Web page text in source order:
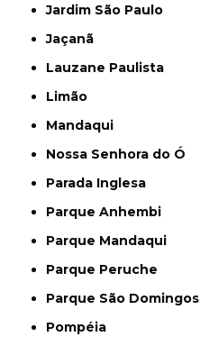
Jardim São Paulo
Jaçanã
Lauzane Paulista
Limão
Mandaqui
Nossa Senhora do Ó
Parada Inglesa
Parque Anhembi
Parque Mandaqui
Parque Peruche
Parque São Domingos
Pompéia